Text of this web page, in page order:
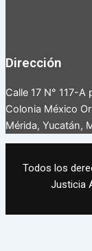
Dirección
Calle 17 N° 117-
Colonia México
Mérida, Yucatán,
Todos los
Justicia